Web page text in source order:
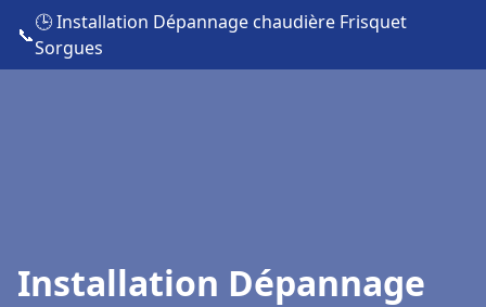
📞
🕒 Installation Dépannage chaudière Frisquet
Sorgues
Installation Dépannage